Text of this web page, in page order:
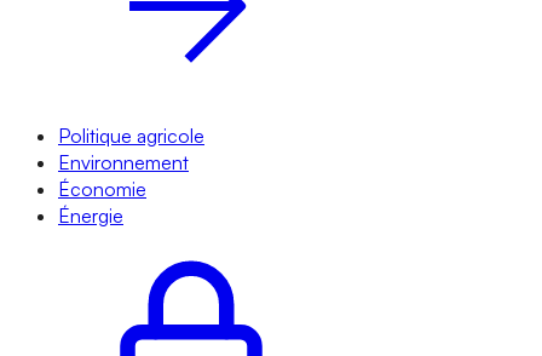
Politique agricole
Environnement
Économie
Énergie